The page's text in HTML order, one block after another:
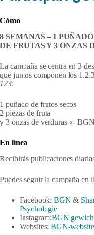
Cómo
8 SEMANAS – 1
DE FRUTAS Y 3 ONZAS
La campaña se centra en 3
que juntos componen los
123:
1 puñado de frutos secos
2 piezas de fruta
y 3 onzas de verduras «- BGN
En línea
Recibirás publicaciones
Puedes seguir la campaña en
Facebook: BGN &
Psychologie
Instagram:BGN
Websites: BGN-website